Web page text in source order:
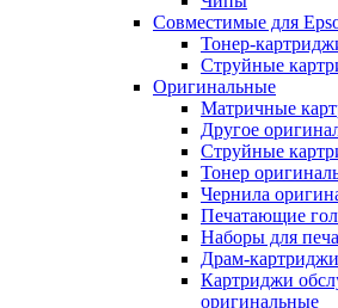
Совместимые для
Тонер-
Струйные
Оригинальные
Матричные
Другое
Струйные
Тонер
Чернила
Печатающие
Наборы для
Драм-
Картриджи
оригинальные